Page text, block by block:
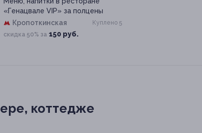
«Генацвале VIP» за полцены
Кропоткинская
скидка 50% за 150 руб.
Куплено 5
коттедже